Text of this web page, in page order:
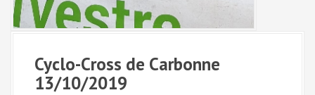
Cyclo-Cross de Carbonne
13/10/2019